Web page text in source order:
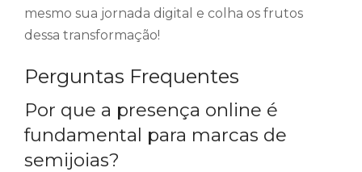
mesmo sua jornada digital e colha os frutos
dessa transformação!
Perguntas Frequentes
Por que a presença online é
fundamental para marcas de
semijoias?